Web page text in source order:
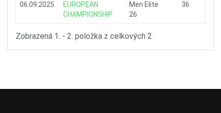
06.09.2025
EUROPEAN
CHAMPIONSHIP
Men Elite
26
36
Zobrazená 1. - 2. položka z celkových 2